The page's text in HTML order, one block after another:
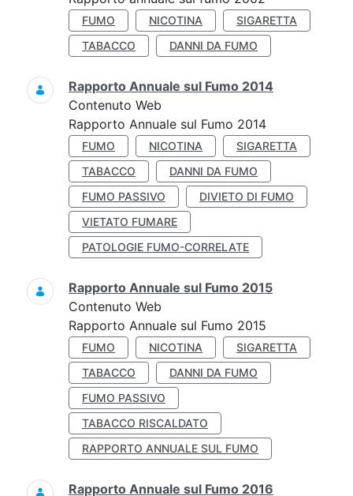
FUMO NICOTINA
SIGARETTA
TABACCO
DANNI DA FUMO
Rapporto Annuale sul Fumo 2014
Contenuto Web
Rapporto Annuale sul Fumo 2014
FUMO NICOTINA
SIGARETTA
TABACCO
DANNI DA FUMO
FUMO PASSIVO
DIVIETO DI FUMO
VIETATO FUMARE
PATOLOGIE FUMO-CORRELATE
Rapporto Annuale sul Fumo 2015
Contenuto Web
Rapporto Annuale sul Fumo 2015
FUMO NICOTINA
SIGARETTA
TABACCO
DANNI DA FUMO
FUMO PASSIVO
TABACCO RISCALDATO
RAPPORTO ANNUALE SUL FUMO
Rapporto Annuale sul Fumo 2016